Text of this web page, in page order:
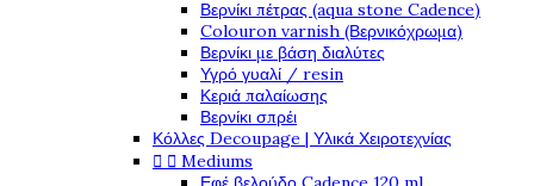
Βερνίκι πέτρας (aqua stone Cadence)
Colouron varnish (Βερνικόχρωμα)
Βερνίκι με βάση διαλύτες
Υγρό γυαλί / resin
Κεριά παλαίωσης
Βερνίκι σπρέι
Κόλλες Decoupage | Υλικά Χειροτεχνίας
  Mediums